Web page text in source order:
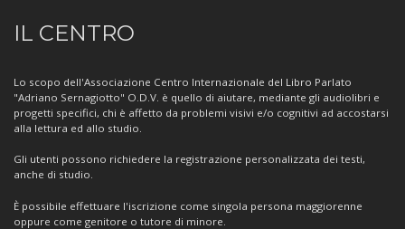
Informazioni
sul
Centro
IL CENTRO
Lo scopo dell'Associazione Centro Internazionale del Libro Parlato
"Adriano Sernagiotto" O.D.V. è quello di aiutare, mediante gli audiolibri e
progetti specifici, chi è affetto da problemi visivi e/o cognitivi ad accostarsi
alla lettura ed allo studio.
Gli utenti possono richiedere la registrazione personalizzata dei testi,
anche di studio.
È possibile effettuare l'iscrizione come singola persona maggiorenne
oppure come genitore o tutore di minore.